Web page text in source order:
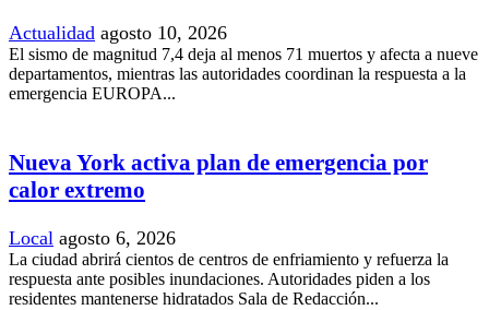
Actualidad agosto 10, 2026
El sismo de magnitud 7,4 deja al menos 71 muertos y afecta a nueve
departamentos, mientras las autoridades coordinan la respuesta a la
emergencia EUROPA...
Nueva York activa plan de emergencia por
calor extremo
Local agosto 6, 2026
La ciudad abrirá cientos de centros de enfriamiento y refuerza la
respuesta ante posibles inundaciones. Autoridades piden a los
residentes mantenerse hidratados Sala de Redacción...